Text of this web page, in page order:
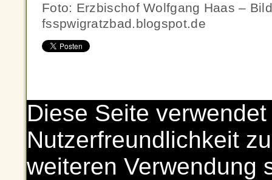
Foto: Erzbischof Wolfgang Haas –
fsspwigratzbad.blogspot.de
Diese Seite
Nutzerfreundlichkeit
weiteren Verwendung